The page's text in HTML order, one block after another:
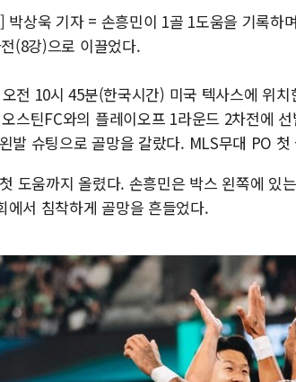
박상욱 기자 = 손흥민이 1골 1도움을 기록하
(8강)으로 이끌었다.
전 10시 45분(한국시간) 미국 텍사스에 위
스틴FC와의 플레이오프 1라운드 2차전에
발 슈팅으로 골망을 갈랐다. MLS무대 PO
도움까지 올렸다. 손흥민은 박스 왼쪽에 있
에서 침착하게 골망을 흔들었다.